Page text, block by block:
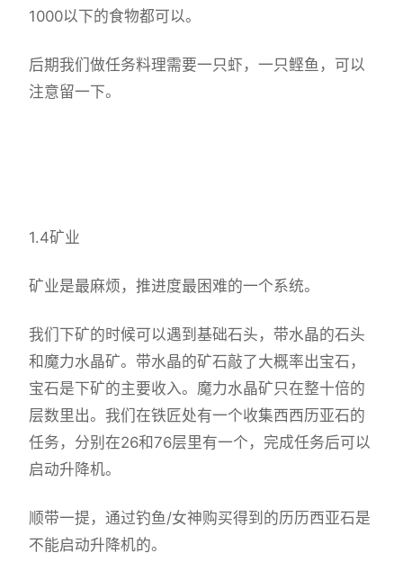
1000以下的食物都可以。
后期我们做任务料理需要一只虾，一只鲣鱼，可以
注意留一下。
1.4矿业
矿业是最麻烦，推进度最困难的一个系统。
我们下矿的时候可以遇到基础石头，带水晶的石头
和魔力水晶矿。带水晶的矿石敲了大概率出宝石，
宝石是下矿的主要收入。魔力水晶矿只在整十倍的
层数里出。我们在铁匠处有一个收集西西历亚石的
任务，分别在26和76层里有一个，完成任务后可以
启动升降机。
顺带一提，通过钓鱼/女神购买得到的历历西亚石是
不能启动升降机的。